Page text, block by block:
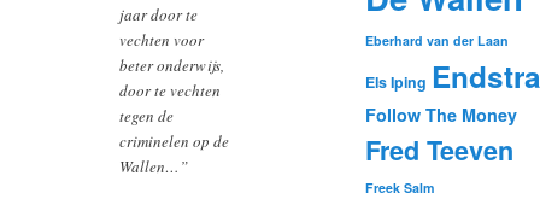
jaar door te
vechten voor
beter onderwijs,
door te vechten
tegen de
criminelen op de
Wallen…”
Eberhard van der Laan
Els Iping Endstra
Follow The Money
Fred Teeven
Freek Salm